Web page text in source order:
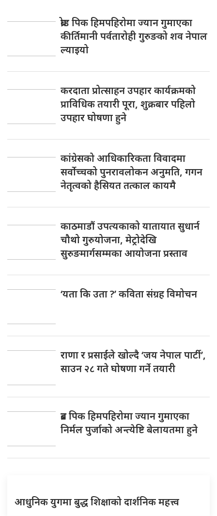
ब्रोड पिक हिमपहिरोमा ज्यान गुमाएका
कीर्तिमानी पर्वतारोही गुरुङको शव नेपाल
ल्याइयो
करदाता प्रोत्साहन उपहार कार्यक्रमको
प्राविधिक तयारी पूरा, शुक्रबार पहिलो
उपहार घोषणा हुने
कांग्रेसको आधिकारिकता विवादमा
सर्वोच्चको पुनरावलोकन अनुमति, गगन
नेतृत्वको हैसियत तत्काल कायमै
काठमाडौं उपत्यकाको यातायात सुधार्न
चौथो गुरुयोजना, मेट्रोदेखि
सुरुङमार्गसम्मका आयोजना प्रस्ताव
‘यता कि उता ?’ कविता संग्रह विमोचन
राणा र प्रसाईंले खोल्दै ‘जय नेपाल पार्टी’,
साउन २८ गते घोषणा गर्ने तयारी
ब्रड पिक हिमपहिरोमा ज्यान गुमाएका
निर्मल पुर्जाको अन्त्येष्टि बेलायतमा हुने
आधुनिक युगमा बुद्ध शिक्षाको दार्शनिक महत्त्व